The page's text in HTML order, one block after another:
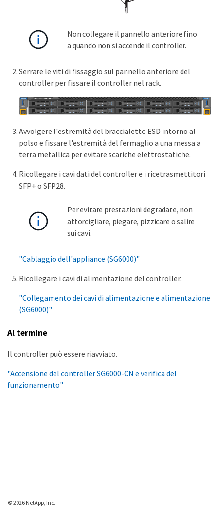
Non collegare il pannello anteriore fino
a quando non si accende il controller.
Serrare le viti di fissaggio sul pannello anteriore del
controller per fissare il controller nel rack.
Avvolgere l'estremità del braccialetto ESD intorno al
polso e fissare l'estremità del fermaglio a una messa a
terra metallica per evitare scariche elettrostatiche.
Ricollegare i cavi dati del controller e i ricetrasmettitori
SFP+ o SFP28.
Per evitare prestazioni degradate, non
attorcigliare, piegare, pizzicare o salire
sui cavi.
"Cablaggio dell'appliance (SG6000)"
Ricollegare i cavi di alimentazione del controller.
"Collegamento dei cavi di alimentazione e alimentazione
(SG6000)"
Al termine
Il controller può essere riavviato.
"Accensione del controller SG6000-CN e verifica del
funzionamento"
© 2026 NetApp, Inc.